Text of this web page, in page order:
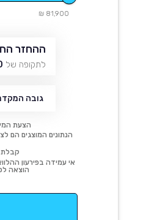
81,900 ₪
ההחזר
לתקופה של
גובה
הצעת
הנתונים המוצגים הם
קבלת
אי עמידה בפירעון
הוצאה